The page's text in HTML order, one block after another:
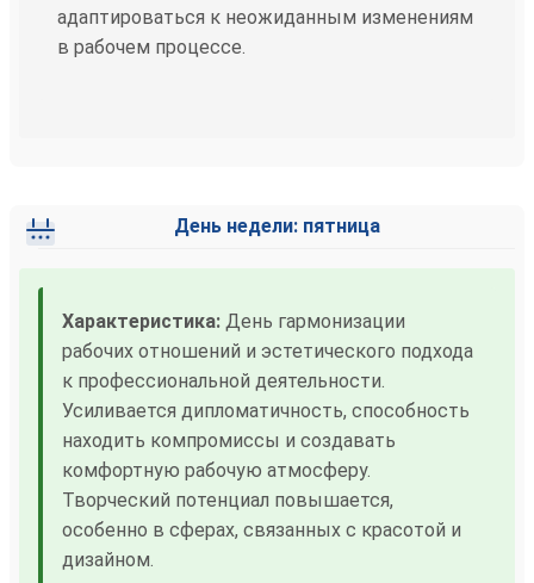
адаптироваться к неожиданным изменениям
в рабочем процессе.
День недели: пятница
Характеристика: День гармонизации
рабочих отношений и эстетического подхода
к профессиональной деятельности.
Усиливается дипломатичность, способность
находить компромиссы и создавать
комфортную рабочую атмосферу.
Творческий потенциал повышается,
особенно в сферах, связанных с красотой и
дизайном.